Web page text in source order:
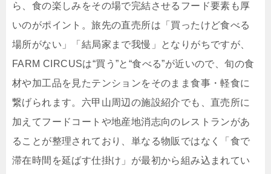
ら、食の楽しみをその場で完結させるフード要素も厚
いのがポイント。旅先の直売所は「買ったけど食べる
場所がない」「結局家まで我慢」となりがちですが、
FARM CIRCUSは“買う”と“食べる”が近いので、旬の食
材や加工品を見たテンションをそのまま食事・軽食に
繋げられます。六甲山周辺の施設紹介でも、直売所に
加えてフードコートや地産地消志向のレストランがあ
ることが整理されており、単なる物販ではなく「食で
滞在時間を延ばす仕掛け」が最初から組み込まれてい